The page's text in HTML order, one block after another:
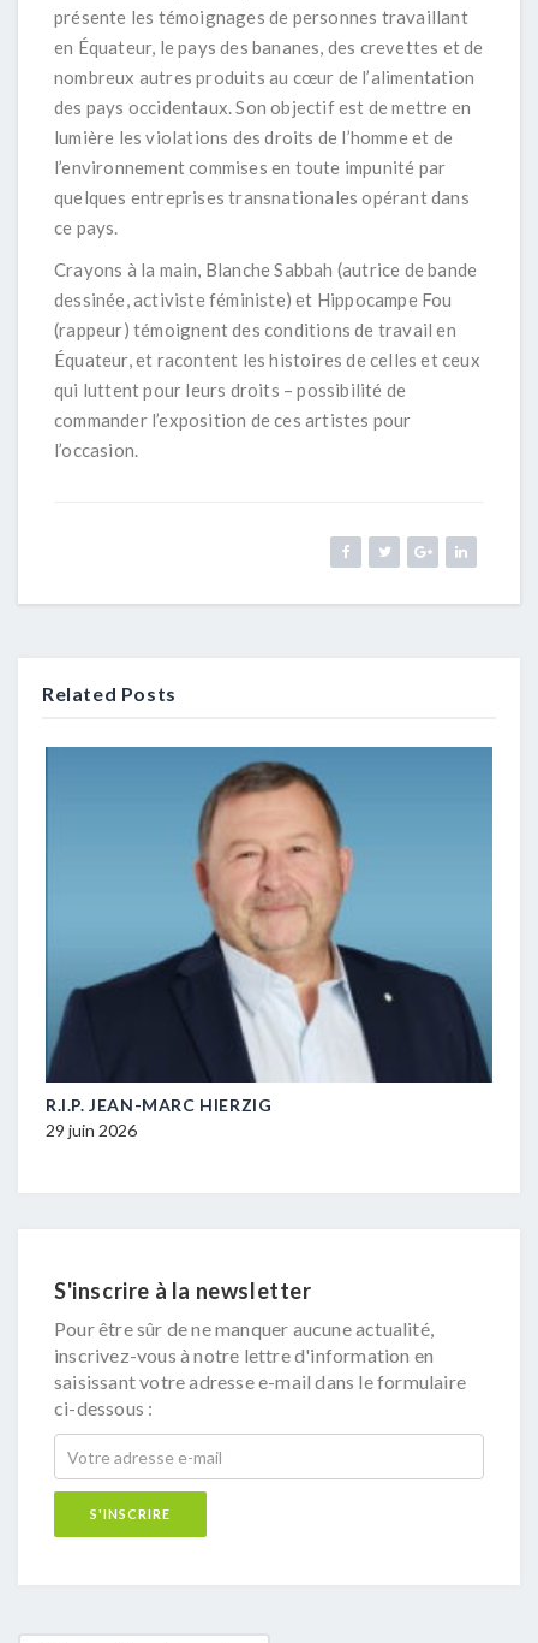
présente les témoignages de personnes travaillant
en Équateur, le pays des bananes, des crevettes et de
nombreux autres produits au cœur de l’alimentation
des pays occidentaux. Son objectif est de mettre en
lumière les violations des droits de l’homme et de
l’environnement commises en toute impunité par
quelques entreprises transnationales opérant dans
ce pays.
Crayons à la main, Blanche Sabbah (autrice de bande
dessinée, activiste féministe) et Hippocampe Fou
(rappeur) témoignent des conditions de travail en
Équateur, et racontent les histoires de celles et ceux
qui luttent pour leurs droits – possibilité de
commander l’exposition de ces artistes pour
l’occasion.
Related Posts
R.I.P. JEAN-MARC HIERZIG
29 juin 2026
S'inscrire à la newsletter
Pour être sûr de ne manquer aucune actualité,
inscrivez-vous à notre lettre d'information en
saisissant votre adresse e-mail dans le formulaire
ci-dessous :